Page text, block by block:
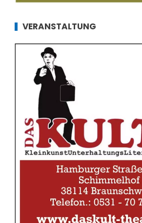
VERANSTALTUNG